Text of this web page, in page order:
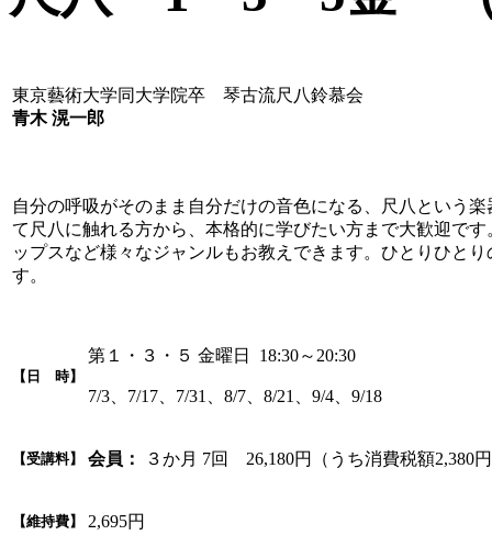
東京藝術大学同大学院卒 琴古流尺八鈴慕会
青木 滉一郎
自分の呼吸がそのまま自分だけの音色になる、尺八という
て尺八に触れる方から、本格的に学びたい方まで大歓迎で
ップスなど様々なジャンルもお教えできます。ひとりひと
す。
【日 時】
第１・３・５ 金曜日 18:30～20:30
7/3、7/17、7/31、8/7、8/21、9/4、9/18
【受講料】 会員： ３か月 7回 26,180円（うち消費税額2,380
【維持費】 2,695円